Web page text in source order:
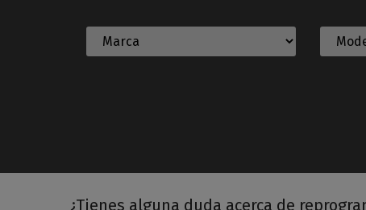
¿Tienes alguna duda acerca de